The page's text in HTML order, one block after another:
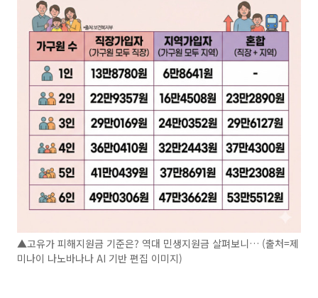
▲고유가 피해지원금 기준은? 역대 민생지원금 살펴보니… (출처=제
미나이 나노바나나 AI 기반 편집 이미지)